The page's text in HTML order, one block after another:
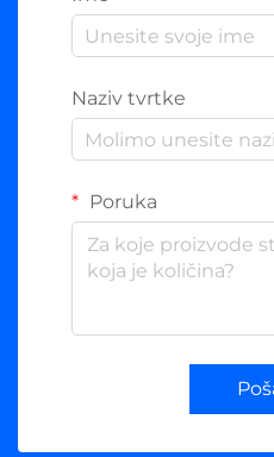
Naziv tvrtke
Poruka